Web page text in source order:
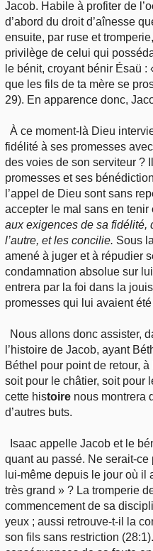
Jacob. Habile à profiter de
d’abord du droit d’aînesse
ensuite, par ruse et
privilège de celui qui
le bénit, croyant bénir Ésaü
que les fils de ta mère se
29). En apparence donc,
À ce moment-là Dieu
fidélité à ses promesses
des voies de son serviteur ?
promesses et ses
l’appel de Dieu sont sans
accepter le mal sans en tenir
aux exigences de sa fidélité,
l’autre, et les concilie. Sous
amené à juger et à répudier
condamnation absolue sur
entrera par la foi dans la
promesses qui lui avaient
Nous allons donc assister,
l’histoire de Jacob, ayant
Béthel pour point de retour,
soit pour le châtier, soit pour
cette histoire nous montrera
d’autres buts.
Isaac appelle Jacob et le
quant au passé. Ne serait-ce
lui-même depuis le jour où il
très grand » ? La tromperie
commencement de sa
yeux ; aussi retrouve-t-il la
son fils sans restriction